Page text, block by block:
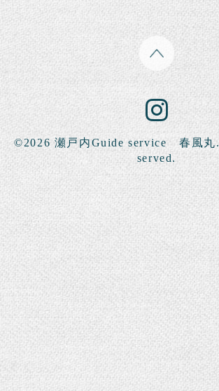
©2026瀬戸内Guide service 春風丸
served.